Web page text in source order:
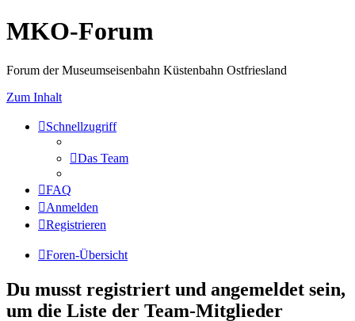
MKO-Forum
Forum der Museumseisenbahn Küstenbahn Ostfriesland
Zum Inhalt
Schnellzugriff
Das Team
FAQ
Anmelden
Registrieren
Foren-Übersicht
Du musst registriert und angemeldet sein,
um die Liste der Team-Mitglieder